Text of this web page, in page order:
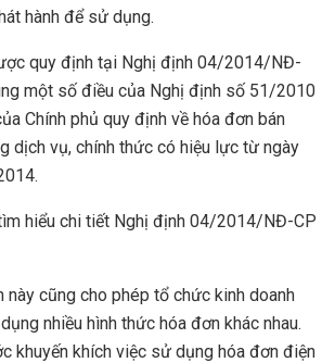
hành để sử dụng.
quy định tại Nghị định 04/2014/NĐ-
một số điều của Nghị định số 51/2010
Chính phủ quy định về hóa đơn bán
dịch vụ, chính thức có hiệu lực từ ngày
hiểu chi tiết Nghị định 04/2014/NĐ-CP
này cũng cho phép tổ chức kinh doanh
nhiều hình thức hóa đơn khác nhau.
khuyến khích việc sử dụng hóa đơn điện